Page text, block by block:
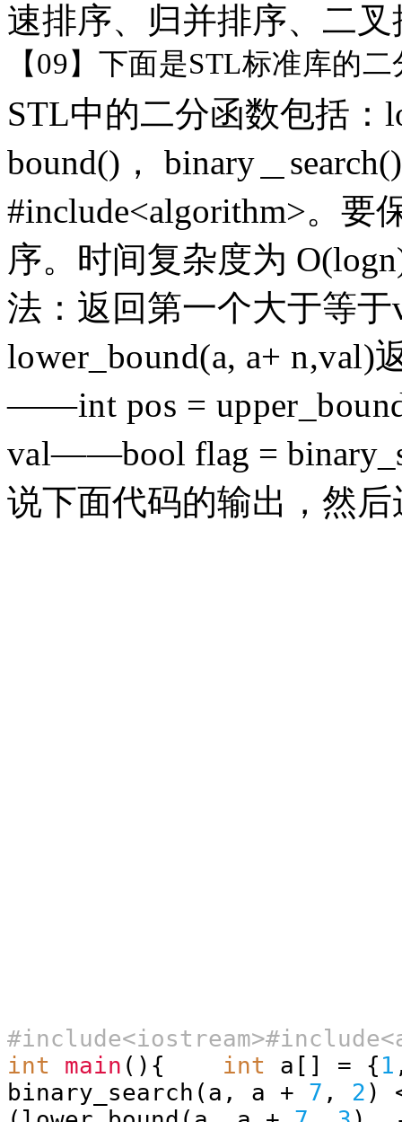
速排序、归并排序、二
【09】下面是STL标准库的
STL中的二分函数包括：
bound()， binary＿
#include<algorithm>。要
序。时间复杂度为
法：返回第一个大于等于
lower_bound(a, a+
——int pos =
val——bool flag =
说下面代码的输出，然
int
main (){ int a[] = { 1
binary_search(a, a + 7 , 2 )